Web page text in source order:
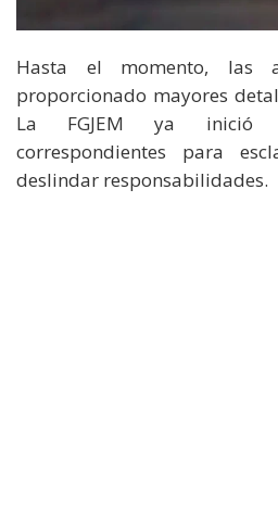
Hasta el momento, las
proporcionado mayores
La FGJEM ya inició
correspondientes para
deslindar responsabilidades.